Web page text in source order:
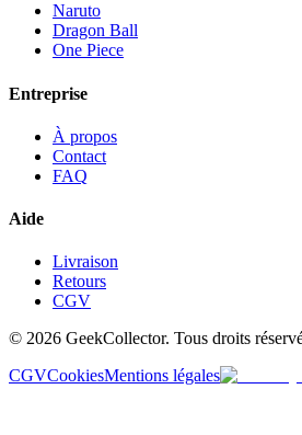
Naruto
Dragon Ball
One Piece
Entreprise
À propos
Contact
FAQ
Aide
Livraison
Retours
CGV
© 2026 GeekCollector. Tous droits
CGVCookiesMentions légales